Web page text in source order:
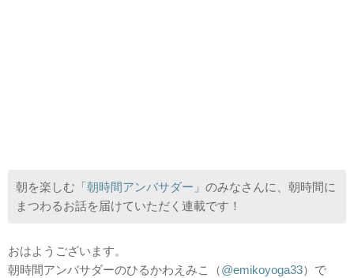
朝を楽しむ「朝時間アンバサダー 」のみなさんに、朝時間に
まつわるお話を届けていただく連載です！
おはようございます。
朝時間アンバサダーのひるかわえみこ（@emikoyoga33）で